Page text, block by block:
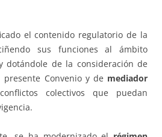
el contenido regulatorio de la
sus funciones al ámbito
dotándole de la consideración de
presente Convenio y de mediador
colectivos que puedan